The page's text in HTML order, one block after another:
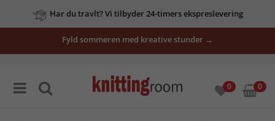
Har du travlt? Vi tilbyder 24-timers ekspreslevering
vores
tilbud
her
Fyld sommeren med kreative stunder →
0 0